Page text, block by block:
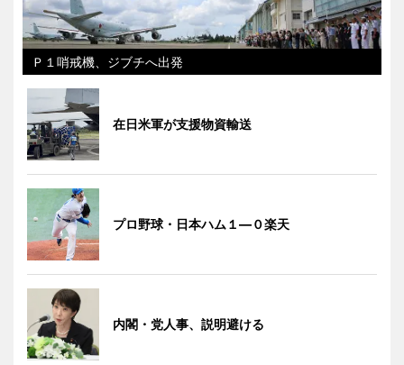
Ｐ１哨戒機、ジブチへ出発
在日米軍が支援物資輸送
プロ野球・日本ハム１―０楽天
内閣・党人事、説明避ける